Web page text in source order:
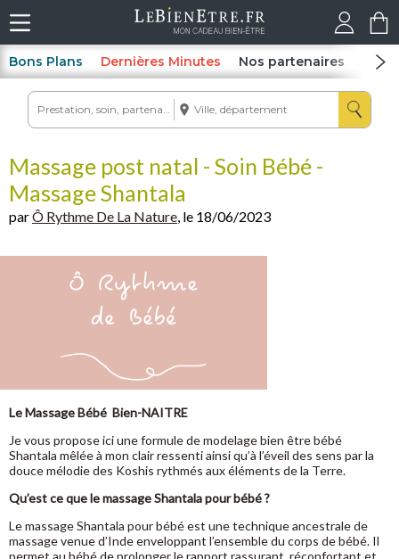
Bons Plans Dernières Minutes Nos partenaires Spas
Massage post natal - Soin Bébé -
Massage Shantala
parÔ Rythme De La Nature, le 18/06/2023
Le Massage Bébé Bien-NAITRE
Je vous propose ici une formule de modelage bien être bébé
Shantala mêlée à mon clair ressenti ainsi qu’à l’éveil des sens par la
douce mélodie des Koshis rythmés aux éléments de la Terre.
Qu’est ce que le massage Shantala pour bébé ?
Le massage Shantala pour bébé est une technique ancestrale de
massage venue d’Inde enveloppant l’ensemble du corps de bébé. Il
permet au bébé de prolonger le rapport rassurant, réconfortant et